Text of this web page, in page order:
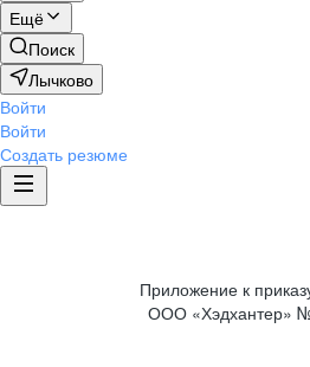
Ещё
Поиск
Лычково
Войти
Войти
Создать резюме
Приложение к
ООО «Хэдхантер»